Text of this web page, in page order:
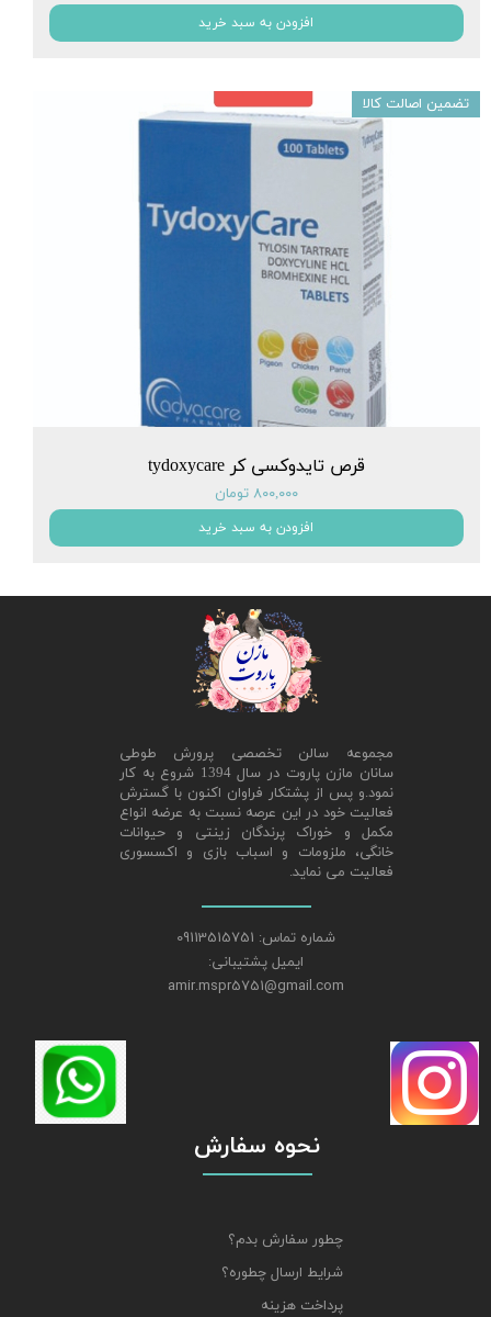
افزودن به سبد خرید
قرص تایدوکسی کر tydoxycare
۸۰۰,۰۰۰ تومان
افزودن به سبد خرید
تضمین اصالت کالا
مجموعه سالن تخصصی پرورش طوطی
سانان مازن پاروت در سال 1394 شروع به کار
نمود.و پس از پشتکار فراوان اکنون با گسترش
فعالیت خود در این عرصه نسبت به عرضه انواع
مکمل و خوراک پرندگان زینتی و حیوانات
خانگی، ملزومات و اسباب بازی و اکسسوری
فعالیت می نماید.
شماره تماس: 09113515751
ایمیل پشتیبانی:
amir.mspr5751@gmail.com
نحوه سفارش
چطور سفارش بدم؟
شرایط ارسال چطوره؟
پرداخت هزینه